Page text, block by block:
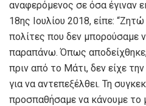
αναφερόμενος σε όσα έγιναν
18ης Ιουλίου 2018, είπε:
πολίτες που δεν μπορούσαμε
παραπάνω. Όπως
πριν από το Μάτι, δεν είχε
για να αντεπεξέλθει. Τη
προσπαθήσαμε να κάνουμε το